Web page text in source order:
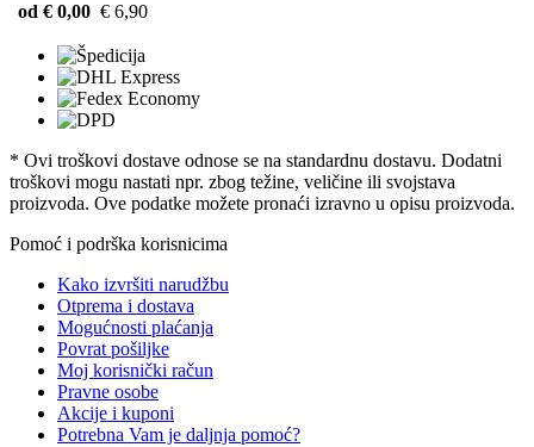
od € 0,00 € 6,90
* Ovi troškovi dostave odnose se na standardnu ​​dostavu. Dodatni
troškovi mogu nastati npr. zbog težine, veličine ili svojstava
proizvoda. Ove podatke možete pronaći izravno u opisu proizvoda.
Pomoć i podrška korisnicima
Kako izvršiti narudžbu
Otprema i dostava
Mogućnosti plaćanja
Povrat pošiljke
Moj korisnički račun
Pravne osobe
Akcije i kuponi
Potrebna Vam je daljnja pomoć?